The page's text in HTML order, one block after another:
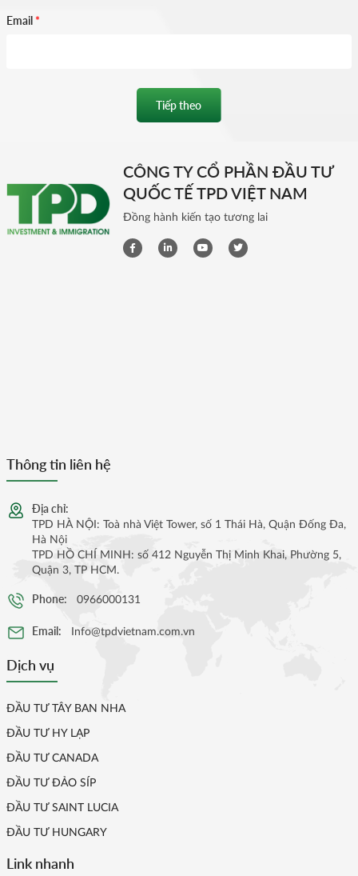
Email *
Tiếp theo
CÔNG TY CỔ PHẦN ĐẦU TƯ
QUỐC TẾ TPD VIỆT NAM
Đồng hành kiến tạo tương lai
Thông tin liên hệ
Địa chỉ:
TPD HÀ NỘI: Toà nhà Việt Tower, số 1 Thái Hà, Quận Đống Đa,
Hà Nội
TPD HỒ CHÍ MINH: số 412 Nguyễn Thị Minh Khai, Phường 5,
Quận 3, TP HCM.
Phone: 0966000131
Email: Info@tpdvietnam.com.vn
Dịch vụ
ĐẦU TƯ TÂY BAN NHA
ĐẦU TƯ HY LẠP
ĐẦU TƯ CANADA
ĐẦU TƯ ĐẢO SÍP
ĐẦU TƯ SAINT LUCIA
ĐẦU TƯ HUNGARY
Link nhanh